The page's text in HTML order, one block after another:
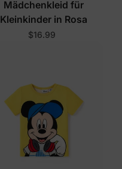
Mädchenkleid für
Kleinkinder in Rosa
$16.99